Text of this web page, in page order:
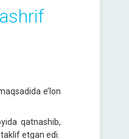
e’lon
qatnashib,
etgan edi.